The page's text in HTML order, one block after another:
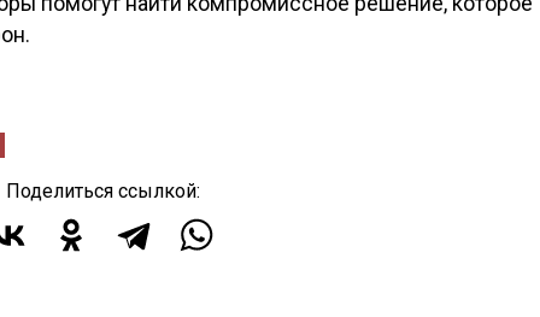
Поделиться ссылкой: